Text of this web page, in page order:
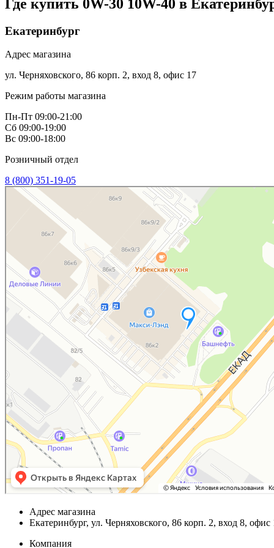
Где купить 0W-30 10W-40 в
Екатеринбург
Адрес магазина
ул. Черняховского, 86 корп. 2, вход 8, офис 17
Режим работы магазина
Пн-Пт 09:00-21:00
Сб 09:00-19:00
Вс 09:00-18:00
Розничный отдел
8 (800) 351-19-05
Адрес магазина
Екатеринбург, ул. Черняховского, 86 корп. 2, вход 8, офис
Компания